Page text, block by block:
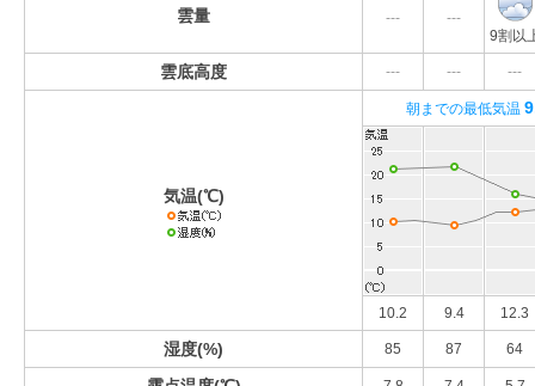
雲量 ---
---
9割以
雲底高度 --- --- ---
気温(℃)
朝までの最低気温
10.2 9.4 12.3
湿度(%) 85 87 64